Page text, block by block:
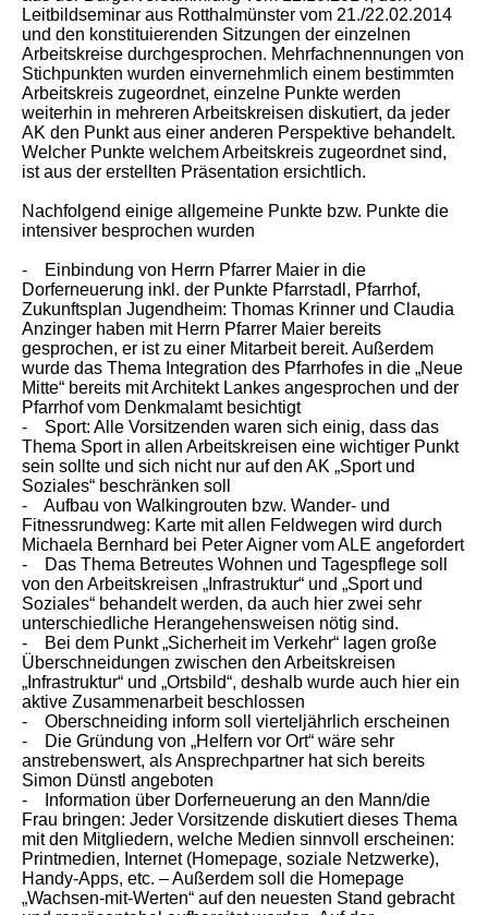
Leitbildseminar aus Rotthalmünster vom 21./22.02.2014
und den konstituierenden Sitzungen der einzelnen
Arbeitskreise durchgesprochen. Mehrfachnennungen von
Stichpunkten wurden einvernehmlich einem bestimmten
Arbeitskreis zugeordnet, einzelne Punkte werden
weiterhin in mehreren Arbeitskreisen diskutiert, da jeder
AK den Punkt aus einer anderen Perspektive behandelt.
Welcher Punkte welchem Arbeitskreis zugeordnet sind,
ist aus der erstellten Präsentation ersichtlich.
Nachfolgend einige allgemeine Punkte bzw. Punkte die
intensiver besprochen wurden
- Einbindung von Herrn Pfarrer Maier in die
Dorferneuerung inkl. der Punkte Pfarrstadl, Pfarrhof,
Zukunftsplan Jugendheim: Thomas Krinner und Claudia
Anzinger haben mit Herrn Pfarrer Maier bereits
gesprochen, er ist zu einer Mitarbeit bereit. Außerdem
wurde das Thema Integration des Pfarrhofes in die „Neue
Mitte“ bereits mit Architekt Lankes angesprochen und der
Pfarrhof vom Denkmalamt besichtigt
- Sport: Alle Vorsitzenden waren sich einig, dass das
Thema Sport in allen Arbeitskreisen eine wichtiger Punkt
sein sollte und sich nicht nur auf den AK „Sport und
Soziales“ beschränken soll
- Aufbau von Walkingrouten bzw. Wander- und
Fitnessrundweg: Karte mit allen Feldwegen wird durch
Michaela Bernhard bei Peter Aigner vom ALE angefordert
- Das Thema Betreutes Wohnen und Tagespflege soll
von den Arbeitskreisen „Infrastruktur“ und „Sport und
Soziales“ behandelt werden, da auch hier zwei sehr
unterschiedliche Herangehensweisen nötig sind.
- Bei dem Punkt „Sicherheit im Verkehr“ lagen große
Überschneidungen zwischen den Arbeitskreisen
„Infrastruktur“ und „Ortsbild“, deshalb wurde auch hier ein
aktive Zusammenarbeit beschlossen
- Oberschneiding inform soll vierteljährlich erscheinen
- Die Gründung von „Helfern vor Ort“ wäre sehr
anstrebenswert, als Ansprechpartner hat sich bereits
Simon Dünstl angeboten
- Information über Dorferneuerung an den Mann/die
Frau bringen: Jeder Vorsitzende diskutiert dieses Thema
mit den Mitgliedern, welche Medien sinnvoll erscheinen:
Printmedien, Internet (Homepage, soziale Netzwerke),
Handy-Apps, etc. – Außerdem soll die Homepage
„Wachsen-mit-Werten“ auf den neuesten Stand gebracht